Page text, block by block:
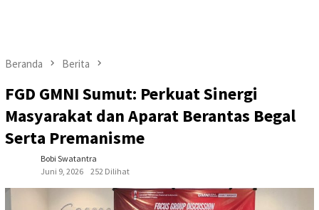
Beranda Berita
FGD GMNI Sumut: Perkuat Sinergi
Masyarakat dan Aparat Berantas Begal
Serta Premanisme
Bobi Swatantra
Juni 9, 2026
252 Dilihat